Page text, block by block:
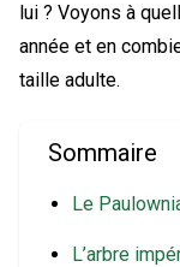
lui ? Voyons à
année et en
taille adulte.
Sommaire
Le
L’arbre